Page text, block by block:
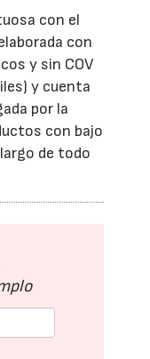
con el
con
y sin COV
y cuenta
por la
con bajo
de todo